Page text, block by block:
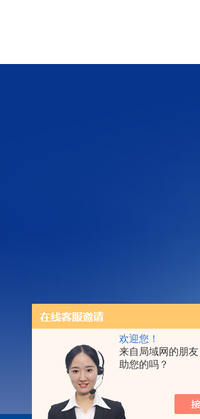
欢迎您！
来自局域网的朋
助您的吗？